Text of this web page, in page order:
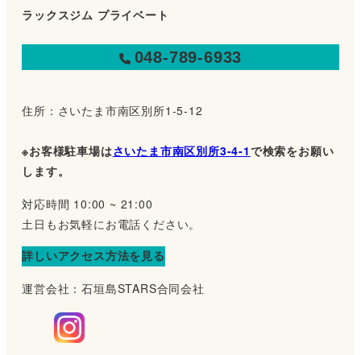
ラックスジム プライベート
048-789-6933
住所：さいたま市南区別所1-5-12
※お客様駐車場はさいたま市南区別所3-4-1で検索をお願い
します。
対応時間 10:00 ~ 21:00
土日もお気軽にお電話ください。
詳しいアクセス方法を見る
運営会社：石垣島STARS合同会社